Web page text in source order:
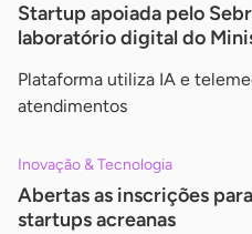
Startup apoiada pelo
laboratório digital do
Plataforma utiliza IA e
atendimentos
Inovação & Tecnologia
Abertas as inscrições
startups acreanas